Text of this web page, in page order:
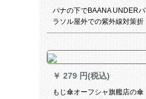
パナの下でBAANA UNDERパ
ラソル屋外での紫外線対策折
りたたみたみ傘晴雨兼用ミニ
￥ 279 円(税込)
もじ傘オーフシャ旗艦店の傘